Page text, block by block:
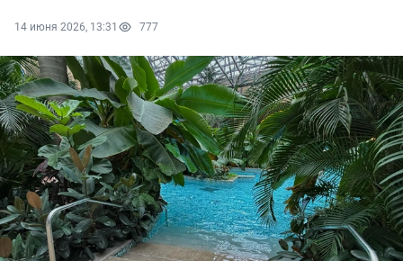
14 июня 2026, 13:31 777